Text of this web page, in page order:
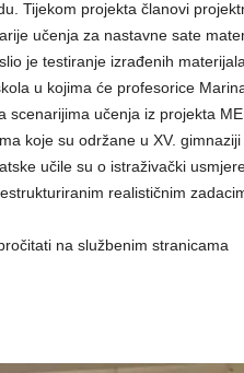
Tijekom projekta članovi
učenja za nastavne sate
je testiranje izrađenih
u kojima će profesorice
učenja iz projekta
koje su održane u XV. gimnaziji
učile su o istraživački
realističnim
na službenim stranicama